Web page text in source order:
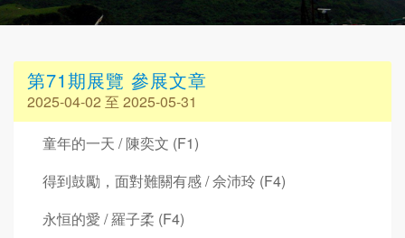
第71期展覽 參展文章
2025-04-02 至 2025-05-31
童年的一天 / 陳奕文 (F1)
得到鼓勵，面對難關有感 / 佘沛玲 (F4)
永恒的愛 / 羅子柔 (F4)